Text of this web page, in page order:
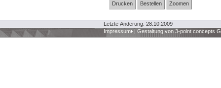
Drucken Bestellen Zoomen
Letzte Änderung: 28.10.2009
Impressum
Gestaltung von 3-point concepts